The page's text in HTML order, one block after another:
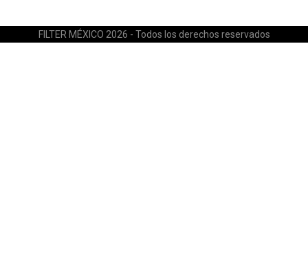
FILTER MÉXICO 2026 - Todos los derechos reservados